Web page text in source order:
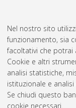
Nel nostro sito
funzionamento, sia
facoltativi che potrai
Cookie e altri
analisi statistiche,
istituzionale e
Se chiudi questo
cookie necessari.
of the radio mini-
magistrale],
Astrophysics and
Questa lista e'